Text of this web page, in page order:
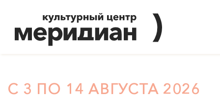
С 3 ПО 14 АВГУСТА 2026